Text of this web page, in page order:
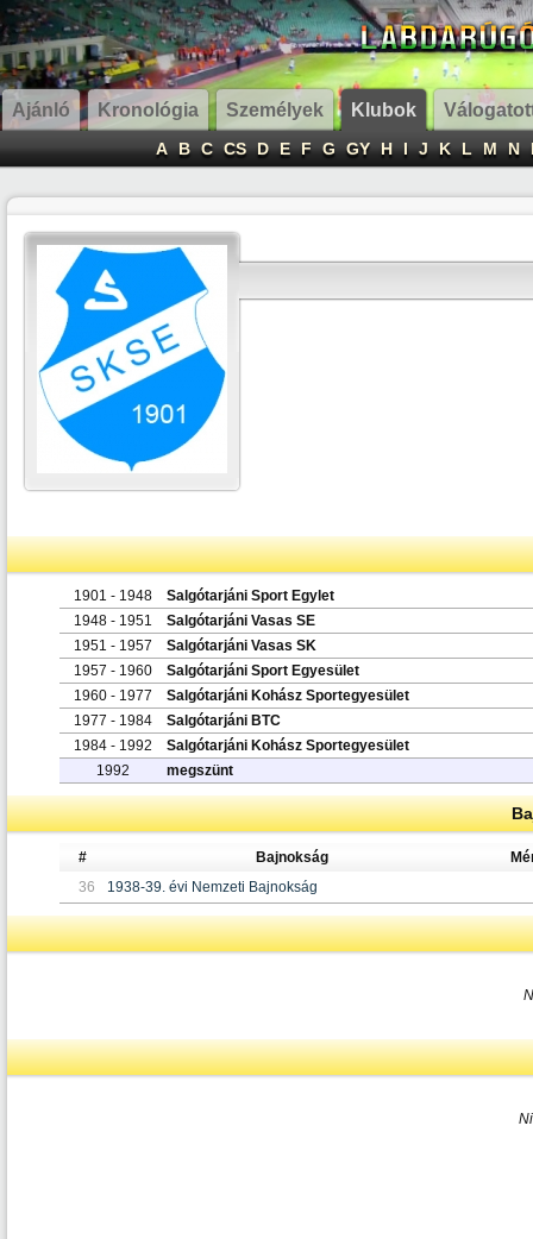
Ajánló Kronológia Személyek Klubok
A B C CS D E F G GY H I J K L M N
1901 - 1948
Salgótarjáni Sport Egylet
1948 - 1951
Salgótarjáni Vasas SE
1951 - 1957
Salgótarjáni Vasas SK
1957 - 1960
Salgótarjáni Sport Egyesület
1960 - 1977
Salgótarjáni Kohász Sportegyesület
1977 - 1984
Salgótarjáni BTC
1984 - 1992
Salgótarjáni Kohász Sportegyesület
1992
megszünt
# Bajnokság
36
1938-39. évi Nemzeti Bajnokság